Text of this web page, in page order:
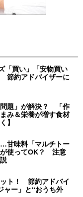
「買い」「安物買い
節約アドバイザーに
問題」が解決？ 「作
み＆栄養が増す食材
】
甘味料「マルチトー
が使ってOK？ 注意
ト！ 節約アドバイ
ャー」と“おうち外